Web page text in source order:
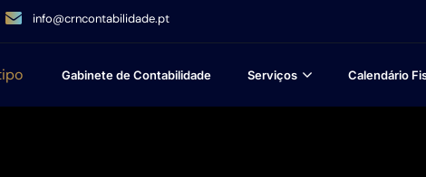
info@crncontabilidade.pt
Gabinete de Contabilidade Serviços Calendário